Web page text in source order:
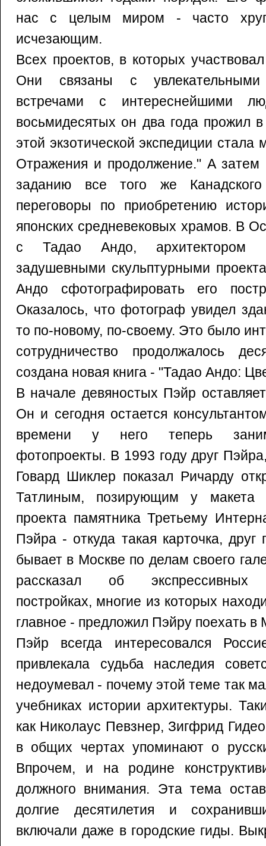
нас с целым миром - часто
исчезающим.
Всех проектов, в которых
Они связаны с
встречами с интереснейшими
восьмидесятых он два года прожил в
этой экзотической экспедиции стала
Отражения и продолжение." А
заданию все того же
переговоры по приобретению
японских средневековых храмов. В
с Тадао Андо, архитектором
задушевными скульптурными
Андо сфотографировать его
Оказалось, что фотограф увидел
то по-новому, по-своему. Это было
сотрудничество продолжалось
создана новая книга - "Тадао Андо:
В начале девяностых Пэйр
Он и сегодня остается
времени у него теперь
фотопроекты. В 1993 году друг
Говард Шиклер показал Ричарду
Татлиным, позирующим у макета
проекта памятника Третьему
Пэйра - откуда такая карточка, друг
бывает в Москве по делам своего
рассказал об экспрессивных
постройках, многие из которых
главное - предложил Пэйру поехать в
Пэйр всегда интересовался
привлекала судьба наследия
недоумевал - почему этой теме так
учебниках истории архитектуры.
как Николаус Певзнер, Зигфрид
в общих чертах упоминают о
Впрочем, и на родине
должного внимания. Эта тема
долгие десятилетия и
включали даже в городские гиды.